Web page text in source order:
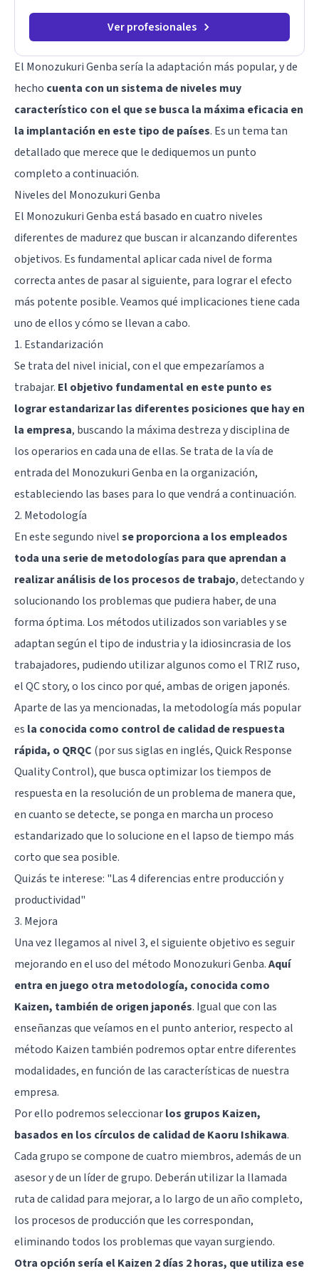
Ver profesionales
El Monozukuri Genba sería la adaptación más popular, y de
hecho cuenta con un sistema de niveles muy
característico con el que se busca la máxima eficacia en
la implantación en este tipo de países. Es un tema tan
detallado que merece que le dediquemos un punto
completo a continuación.
Niveles del Monozukuri Genba
El Monozukuri Genba está basado en cuatro niveles
diferentes de madurez que buscan ir alcanzando diferentes
objetivos. Es fundamental aplicar cada nivel de forma
correcta antes de pasar al siguiente, para lograr el efecto
más potente posible. Veamos qué implicaciones tiene cada
uno de ellos y cómo se llevan a cabo.
1. Estandarización
Se trata del nivel inicial, con el que empezaríamos a
trabajar. El objetivo fundamental en este punto es
lograr estandarizar las diferentes posiciones que hay en
la empresa, buscando la máxima destreza y disciplina de
los operarios en cada una de ellas. Se trata de la vía de
entrada del Monozukuri Genba en la organización,
estableciendo las bases para lo que vendrá a continuación.
2. Metodología
En este segundo nivelse proporciona a los empleados
toda una serie de metodologías para que aprendan a
realizar análisis de los procesos de trabajo, detectando y
solucionando los problemas que pudiera haber, de una
forma óptima. Los métodos utilizados son variables y se
adaptan según el tipo de industria y la idiosincrasia de los
trabajadores, pudiendo utilizar algunos como el TRIZ ruso,
el QC story, o los cinco por qué, ambas de origen japonés.
Aparte de las ya mencionadas, la metodología más popular
es la conocida como control de calidad de respuesta
rápida, o QRQC (por sus siglas en inglés, Quick Response
Quality Control), que busca optimizar los tiempos de
respuesta en la resolución de un problema de manera que,
en cuanto se detecte, se ponga en marcha un proceso
estandarizado que lo solucione en el lapso de tiempo más
corto que sea posible.
Quizás te interese: "Las 4 diferencias entre producción y
productividad"
3. Mejora
Una vez llegamos al nivel 3, el siguiente objetivo es seguir
mejorando en el uso del método Monozukuri Genba.Aquí
entra en juego otra metodología, conocida como
Kaizen, también de origen japonés. Igual que con las
enseñanzas que veíamos en el punto anterior, respecto al
método Kaizen también podremos optar entre diferentes
modalidades, en función de las características de nuestra
empresa.
Por ello podremos seleccionarlos grupos Kaizen,
basados en los círculos de calidad de Kaoru Ishikawa.
Cada grupo se compone de cuatro miembros, además de un
asesor y de un líder de grupo. Deberán utilizar la llamada
ruta de calidad para mejorar, a lo largo de un año completo,
los procesos de producción que les correspondan,
eliminando todos los problemas que vayan surgiendo.
Otra opción sería el Kaizen 2 días 2 horas, que utiliza ese